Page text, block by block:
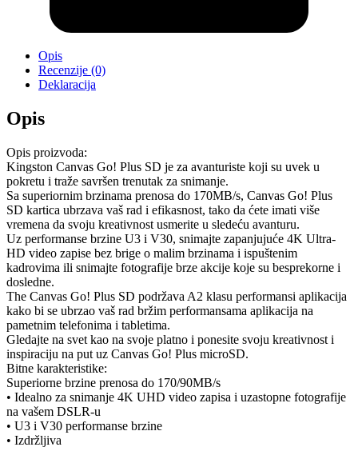
Opis
Recenzije (0)
Deklaracija
Opis
Opis proizvoda:
Kingston Canvas Go! Plus SD je za avanturiste koji su uvek u
pokretu i traže savršen trenutak za snimanje.
Sa superiornim brzinama prenosa do 170MB/s, Canvas Go! Plus
SD kartica ubrzava vaš rad i efikasnost, tako da ćete imati više
vremena da svoju kreativnost usmerite u sledeću avanturu.
Uz performanse brzine U3 i V30, snimajte zapanjujuće 4K Ultra-
HD video zapise bez brige o malim brzinama i ispuštenim
kadrovima ili snimajte fotografije brze akcije koje su besprekorne i
dosledne.
The Canvas Go! Plus SD podržava A2 klasu performansi aplikacija
kako bi se ubrzao vaš rad bržim performansama aplikacija na
pametnim telefonima i tabletima.
Gledajte na svet kao na svoje platno i ponesite svoju kreativnost i
inspiraciju na put uz Canvas Go! Plus microSD.
Bitne karakteristike:
Superiorne brzine prenosa do 170/90MB/s
• Idealno za snimanje 4K UHD video zapisa i uzastopne fotografije
na vašem DSLR-u
• U3 i V30 performanse brzine
• Izdržljiva